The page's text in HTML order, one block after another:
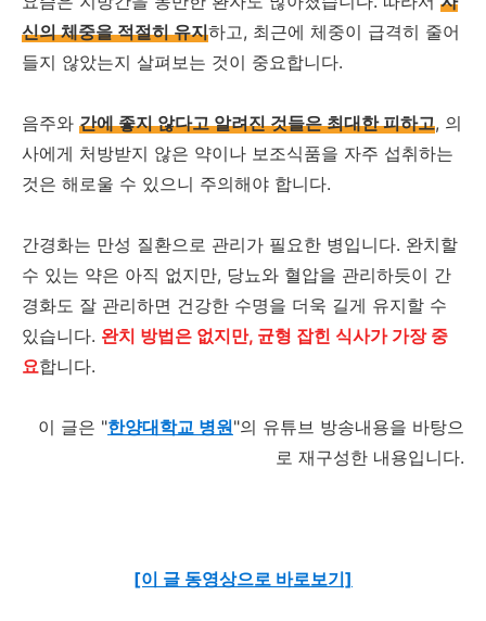
신의 체중을 적절히 유지하고, 최근에 체중이 급격히 줄어
들지 않았는지 살펴보는 것이 중요합니다.
음주와 간에 좋지 않다고 알려진 것들은 최대한 피하고, 의
사에게 처방받지 않은 약이나 보조식품을 자주 섭취하는
것은 해로울 수 있으니 주의해야 합니다.
간경화는 만성 질환으로 관리가 필요한 병입니다. 완치할
수 있는 약은 아직 없지만, 당뇨와 혈압을 관리하듯이 간
경화도 잘 관리하면 건강한 수명을 더욱 길게 유지할 수
있습니다. 완치 방법은 없지만, 균형 잡힌 식사가 가장 중
요합니다.
이 글은 "한양대학교 병원"의 유튜브 방송내용을 바탕으
로 재구성한 내용입니다.
[이 글 동영상으로 바로보기]